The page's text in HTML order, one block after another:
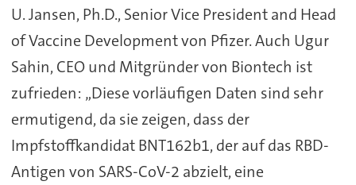
U. Jansen, Ph.D., Senior Vice President and Head
of Vaccine Development von Pfizer. Auch Ugur
Sahin, CEO und Mitgründer von Biontech ist
zufrieden: „Diese vorläufigen Daten sind sehr
ermutigend, da sie zeigen, dass der
Impfstoffkandidat BNT162b1, der auf das RBD-
Antigen von SARS-CoV-2 abzielt, eine